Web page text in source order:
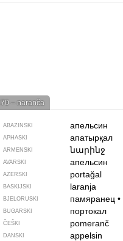
– naranča
ABAZINSKI апельсин
APHASKI апатырқал
ARMENSKI նարինջ
AVARSKI апельсин
AZERSKI portağal
BASKIJSKI laranja
BJELORUSKI памяранец •
BUGARSKI портокал
ČEŠKI pomeranč
DANSKI appelsin